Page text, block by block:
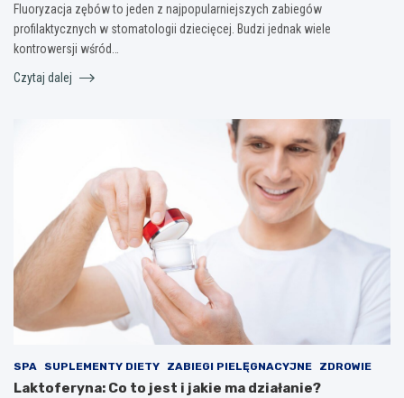
Fluoryzacja zębów to jeden z najpopularniejszych zabiegów
profilaktycznych w stomatologii dziecięcej. Budzi jednak wiele
kontrowersji wśród…
Czytaj dalej
SPA SUPLEMENTY DIETY ZABIEGI PIELĘGNACYJNE ZDROWIE
Laktoferyna: Co to jest i jakie ma działanie?